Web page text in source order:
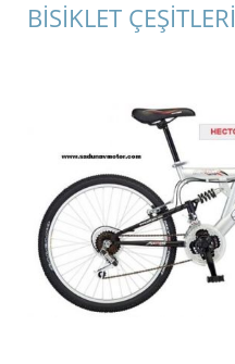
BİSİKLET ÇEŞİTLERİ